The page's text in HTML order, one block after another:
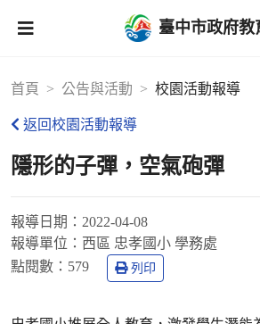
臺中市政府教
首頁 公告與活動 校園活動報導
返回校園活動報導
隱形的子彈，空氣砲彈
報導日期： 2022-04-08
報導單位： 西區 忠孝國小 學務處
點閱數： 579 列印